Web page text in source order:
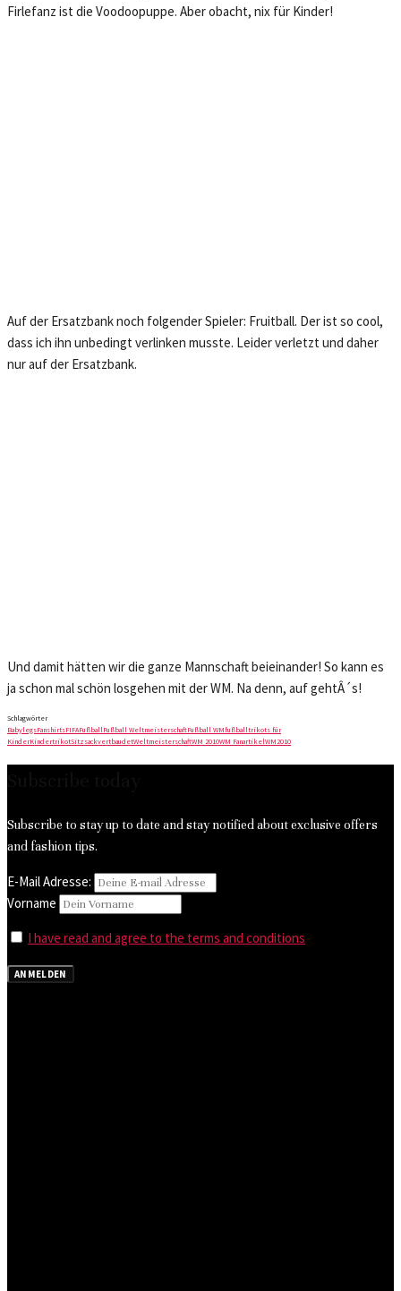
Firlefanz ist die Voodoopuppe. Aber obacht, nix für Kinder!
Auf der Ersatzbank noch folgender Spieler: Fruitball. Der ist so cool,
dass ich ihn unbedingt verlinken musste. Leider verletzt und daher
nur auf der Ersatzbank.
Und damit hätten wir die ganze Mannschaft beieinander! So kann es
ja schon mal schön losgehen mit der WM. Na denn, auf gehtÂ´s!
Schlagwörter
BabylegsFanshirtsFIFAFußballFußball WeltmeisterschaftFußball WMfußballtrikots für
KinderKindertrikotSitzsackvertbaudetWeltmeisterschaftWM 2010WM FanartikelWM2010
Subscribe to stay up to date and stay notified about exclusive offers
and fashion tips.
E-Mail Adresse:
Vorname
I have read and agree to the terms and conditions
ANMELDEN